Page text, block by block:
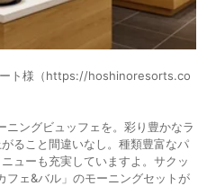
ト様（https://hoshinoresorts.co
ングビュッフェを。彩り豊かなラ
ること間違いなし。種類豊富なパ
ューも充実していますよ。サクッ
フェ&バル」のモーニングセットが